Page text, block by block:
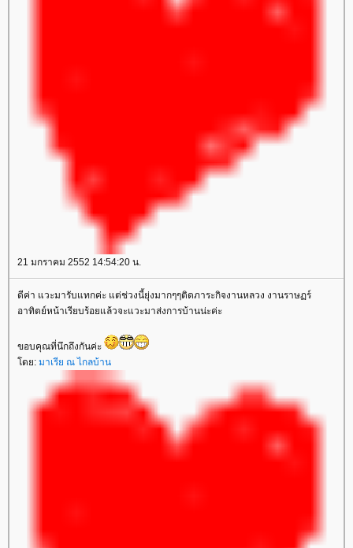
21 มกราคม 2552 14:54:20 น.
ดีค่า แวะมารับแทกค่ะ แต่ช่วงนี้ยุ่งมากๆๆติดภาระกิจงานหลวง งานราษฏร์
อาทิตย์หน้าเรียบร้อยแล้วจะแวะมาส่งการบ้านน่ะค่ะ
ขอบคุณที่นึกถึงกันค่ะ
โดย: มาเรีย ณ ไกลบ้าน